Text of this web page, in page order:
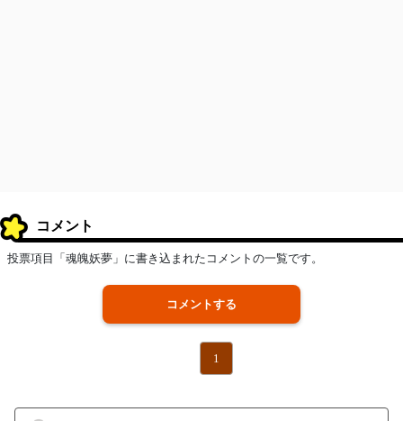
コメント
投票項目「魂魄妖夢」に書き込まれたコメントの一覧です。
コメントする
1